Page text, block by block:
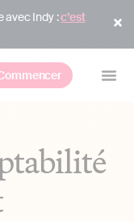
avec Indy :c’est